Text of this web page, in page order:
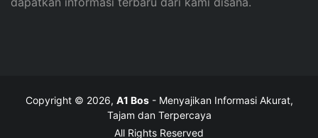
Copyright © 2026, A1 Bos- Menyajikan Informasi Akurat,
Tajam dan Terpercaya
All Rights Reserved